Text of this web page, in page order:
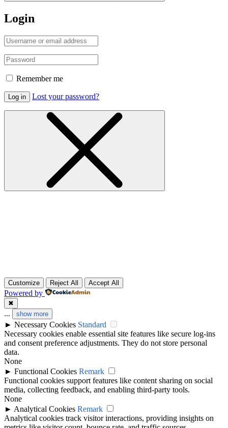
Login
Remember me
Log in Lost your password?
Customize Reject All Accept All
Powered by
✖
... show more
► Necessary Cookies Standard
Necessary cookies enable essential site features like secure log-ins
and consent preference adjustments. They do not store personal
data.
None
► Functional Cookies Remark
Functional cookies support features like content sharing on social
media, collecting feedback, and enabling third-party tools.
None
► Analytical Cookies Remark
Analytical cookies track visitor interactions, providing insights on